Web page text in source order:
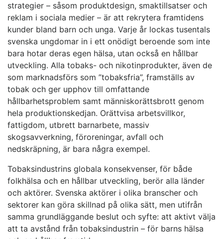
strategier – såsom produktdesign, smaktillsatser och
reklam i sociala medier – är att rekrytera framtidens
kunder bland barn och unga. Varje år lockas tusentals
svenska ungdomar in i ett onödigt beroende som inte
bara hotar deras egen hälsa, utan också en hållbar
utveckling. Alla tobaks- och nikotinprodukter, även de
som marknadsförs som ”tobaksfria”, framställs av
tobak och ger upphov till omfattande
hållbarhetsproblem samt människorättsbrott genom
hela produktionskedjan. Orättvisa arbetsvillkor,
fattigdom, utbrett barnarbete, massiv
skogsavverkning, föroreningar, avfall och
nedskräpning, är bara några exempel.
Tobaksindustrins globala konsekvenser, för både
folkhälsa och en hållbar utveckling, berör alla länder
och aktörer. Svenska aktörer i olika branscher och
sektorer kan göra skillnad på olika sätt, men utifrån
samma grundläggande beslut och syfte: att aktivt välja
att ta avstånd från tobaksindustrin – för barns hälsa